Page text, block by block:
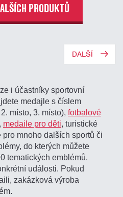
PRODUKTŮ
DALŠÍ
i účastníky sportovní
medajle s číslem
místo, 3. místo),fotbalové
, medaile pro děti, turistické
pro mnoho dalších sportů či
do kterých můžete
tematických emblémů.
události. Pokud
zakázková výroba